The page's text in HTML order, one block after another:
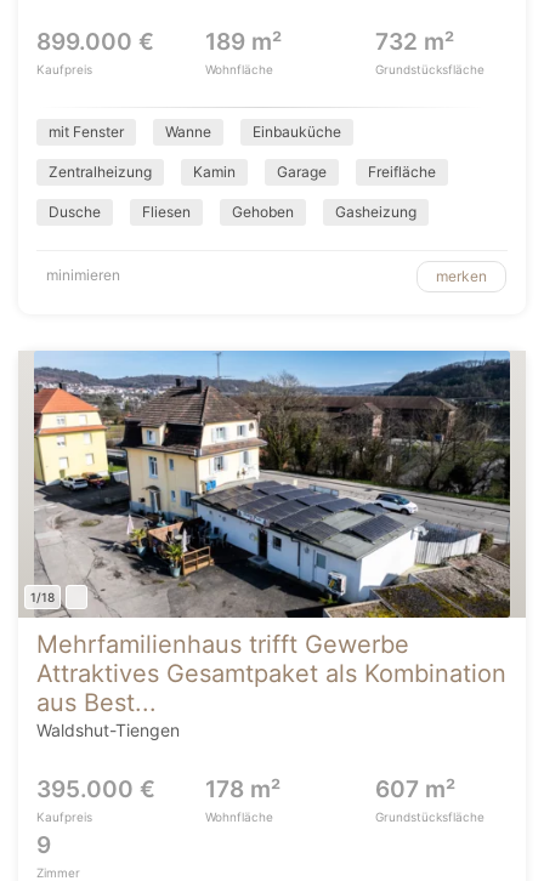
899.000 €
Kaufpreis
189 m²
Wohnfläche
732 m²
Grundstücksfläche
mit Fenster Wanne Einbauküche
Zentralheizung Kamin Garage Freifläche
Dusche Fliesen Gehoben Gasheizung
minimieren merken
1/18
Mehrfamilienhaus trifft Gewerbe
Attraktives Gesamtpaket als Kombination
aus Best...
Waldshut-Tiengen
395.000 €
Kaufpreis
178 m²
Wohnfläche
607 m²
Grundstücksfläche
9
Zimmer